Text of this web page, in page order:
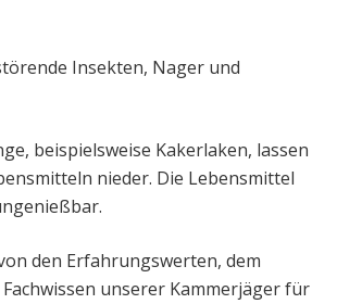
Insekten, Nager und
beispielsweise Kakerlaken, lassen
nieder. Die Lebensmittel
den Erfahrungswerten, dem
unserer Kammerjäger für